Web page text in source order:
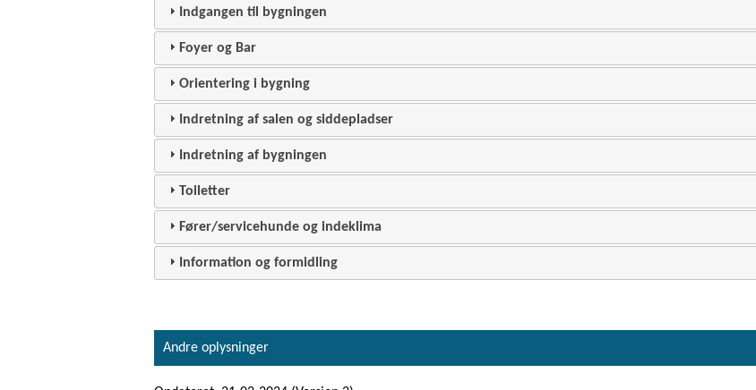
Indgangen til bygningen
Foyer og Bar
Orientering i bygning
Indretning af salen og siddepladser
Indretning af bygningen
Toiletter
Fører/servicehunde og indeklima
Information og formidling
Andre oplysninger